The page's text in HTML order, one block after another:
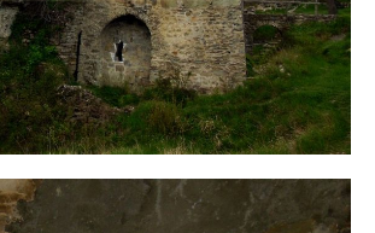
ეკლესია, საერთო ხედი